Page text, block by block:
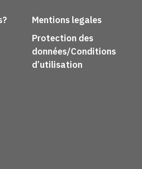
Mentions legales
Protection des
données/Conditions
d’utilisation